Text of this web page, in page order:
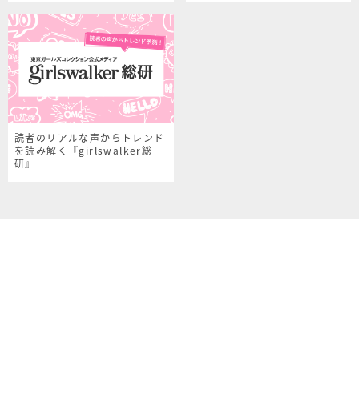
読者のリアルな声からトレンド
を読み解く『girlswalker総
研』